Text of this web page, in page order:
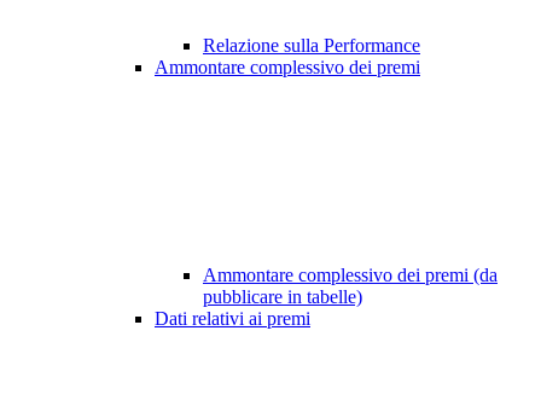
Relazione sulla Performance
Ammontare complessivo dei premi
Ammontare complessivo dei premi (da
pubblicare in tabelle)
Dati relativi ai premi